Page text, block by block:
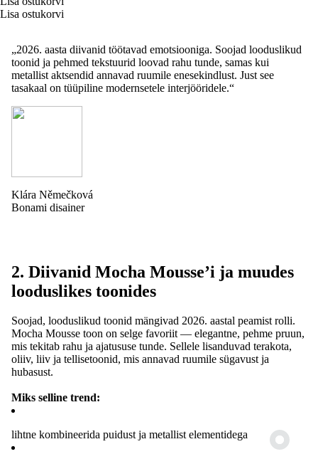
Lisa ostukorvi
„2026. aasta diivanid töötavad emotsiooniga. Soojad looduslikud
toonid ja pehmed tekstuurid loovad rahu tunde, samas kui
metallist aktsendid annavad ruumile enesekindlust. Just see
tasakaal on tüüpiline modernsetele interjööridele.“
Klára Němečková
Bonami disainer
2. Diivanid Mocha Mousse’i ja muudes
looduslikes toonides
Soojad, looduslikud toonid mängivad 2026. aastal peamist rolli.
Mocha Mousse toon on selge favoriit — elegantne, pehme pruun,
mis tekitab rahu ja ajatususe tunde. Sellele lisanduvad terakota,
oliiv, liiv ja tellisetoonid, mis annavad ruumile sügavust ja
hubasust.
Miks selline trend:
lihtne kombineerida puidust ja metallist elementidega